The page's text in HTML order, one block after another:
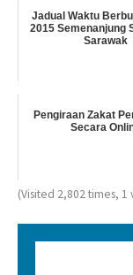
Jadual Waktu
2015 Semenanjung
Sarawak
Pengiraan Zakat
Secara
(Visited 2,802 times, 1